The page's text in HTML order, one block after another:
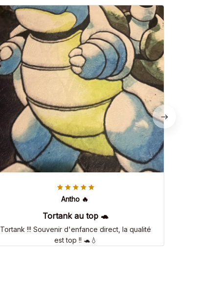
Antho 🔥
Tortank au top 🐢
Tortank !!! Souvenir d'enfance direct, la qualité
est top !! 🐢💧